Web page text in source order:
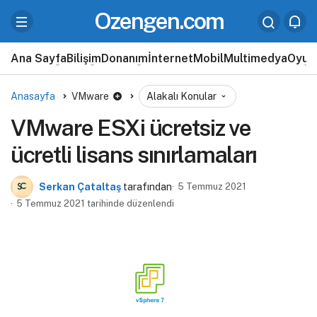
Ozengen.com
Ana SayfaBilişimDonanımİnternetMobilMultimedyaOyun
Anasayfa VMware Alakalı Konular
VMware ESXi ücretsiz ve
ücretli lisans sınırlamaları
Serkan Çataltaş tarafından
5 Temmuz 2021
5 Temmuz 2021 tarihinde düzenlendi